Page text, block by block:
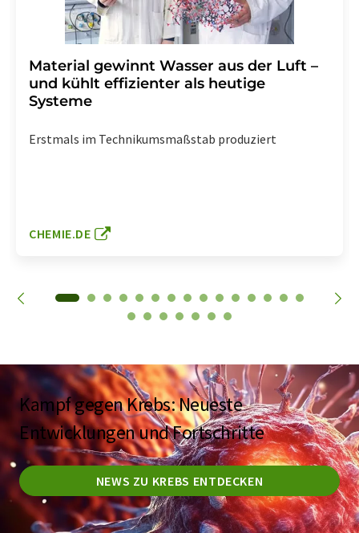
Material gewinnt Wasser aus der Luft –
und kühlt effizienter als heutige
Systeme
Erstmals im Technikumsmaßstab produziert
CHEMIE.DE
Kampf gegen Krebs: Neueste
Entwicklungen und Fortschritte
NEWS ZU KREBS ENTDECKEN